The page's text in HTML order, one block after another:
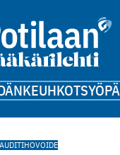
KEUHKOTSYÖPÄ
IHOVOIDE